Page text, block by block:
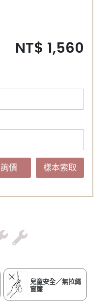
NT$ 1,560
詢價 樣本索取
兒童安全／無拉繩
窗簾